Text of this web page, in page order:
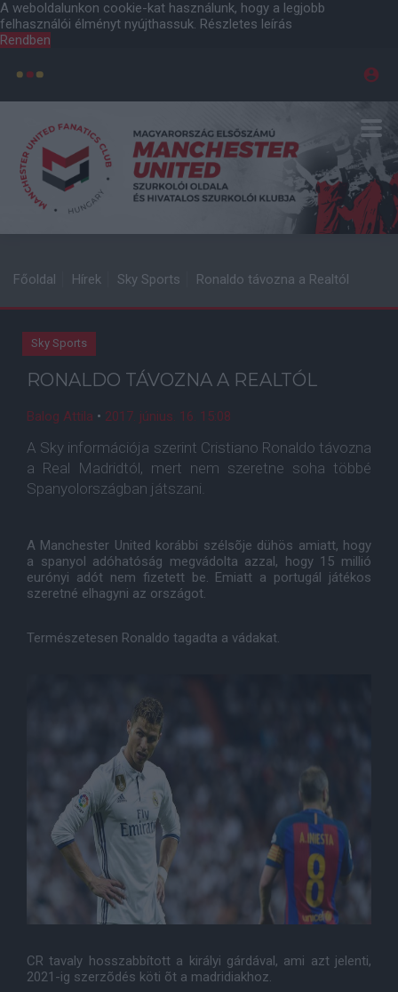
A weboldalunkon cookie-kat használunk, hogy a legjobb
felhasználói élményt nyújthassuk. Részletes leírás
Rendben
Főoldal Hírek Sky Sports Ronaldo távozna a Realtól
Sky Sports
RONALDO TÁVOZNA A REALTÓL
Balog Attila • 2017. június. 16. 15:08
A Sky információja szerint Cristiano Ronaldo távozna
a Real Madridtól, mert nem szeretne soha többé
Spanyolországban játszani.
A Manchester United korábbi szélsõje dühös amiatt, hogy
a spanyol adóhatóság megvádolta azzal, hogy 15 millió
eurónyi adót nem fizetett be. Emiatt a portugál játékos
szeretné elhagyni az országot.
Természetesen Ronaldo tagadta a vádakat.
CR tavaly hosszabbított a királyi gárdával, ami azt jelenti,
2021-ig szerzõdés köti õt a madridiakhoz.